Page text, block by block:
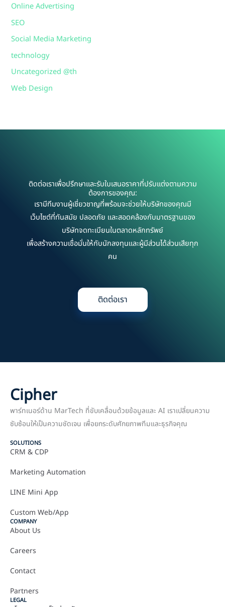
Online Advertising
SEO
Social Media Marketing
technology
Uncategorized @th
Web Design
ติดต่อเราเพื่อปรึกษาและรับใบเสนอราคาที่ปรับแต่งตามความ
ต้องการของคุณ:
เรามีทีมงานผู้เชี่ยวชาญที่พร้อมจะช่วยให้บริษัทของคุณมี
เว็บไซต์ที่ทันสมัย ปลอดภัย และสอดคล้องกับมาตรฐานของ
บริษัทจดทะเบียนในตลาดหลักทรัพย์
เพื่อสร้างความเชื่อมั่นให้กับนักลงทุนและผู้มีส่วนได้ส่วนเสียทุก
คน
ติดต่อเรา
Cipher
พาร์ทเนอร์ด้าน MarTech ที่ขับเคลื่อนด้วยข้อมูลและ AI เราเปลี่ยนความ
ซับซ้อนให้เป็นความชัดเจน เพื่อยกระดับศักยภาพทีมและธุรกิจคุณ
SOLUTIONS
CRM & CDP
Marketing Automation
LINE Mini App
Custom Web/App
COMPANY
About Us
Careers
Contact
Partners
LEGAL